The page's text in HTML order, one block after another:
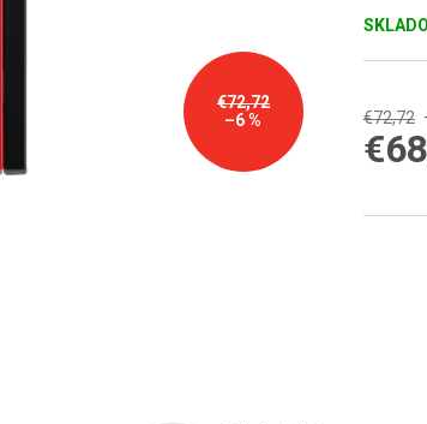
€72,72
–6 %
€72,72